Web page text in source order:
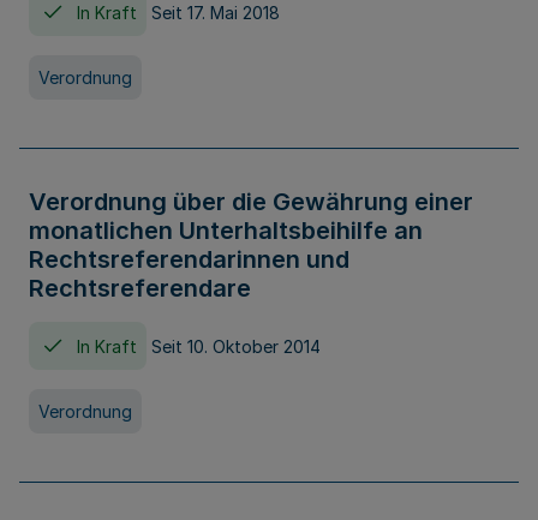
In Kraft Seit 17. Mai 2018
Verordnung
Verordnung über die Gewährung einer
monatlichen Unterhaltsbeihilfe an
Rechtsreferendarinnen und
Rechtsreferendare
In Kraft Seit 10. Oktober 2014
Verordnung